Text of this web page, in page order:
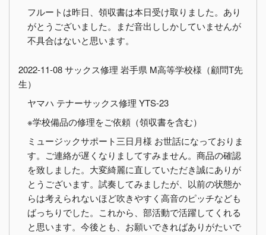
フルートは昨日、領収書は本日受け取りました。あり
がとうございました。まだ音出ししかしていませんが
不具合はないと思います。
2022-11-08 サックス修理 岩手県 M高等学校様（顧問T先
生）
ヤマハ テナーサックス修理 YTS-23
※学校備品の修理をご依頼（領収書を含む）
ミュージックサポート三日月様 お世話になっておりま
す。ご連絡が遅くなりましてすみません。商品の確認
を致しました。大変綺麗に直していただき誠にありが
とうございます。試奏してみましたが、以前の状態か
らは考えられないほど吹きやすく高音のピッチなども
ばっちりでした。これから、部活動で活躍してくれる
と思います。今後とも、お願いできればありがたいで